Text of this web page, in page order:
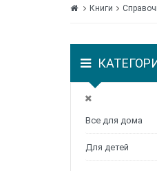
Книги
Все для дома
Для детей